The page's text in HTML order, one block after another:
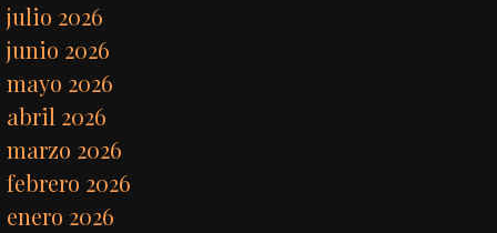
julio 2026
junio 2026
mayo 2026
abril 2026
marzo 2026
febrero 2026
enero 2026